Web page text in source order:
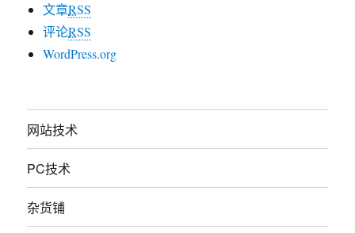
文章RSS
评论RSS
WordPress.org
网站技术
PC技术
杂货铺